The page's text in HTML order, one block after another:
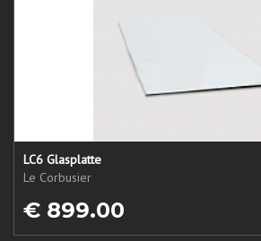
LC6 Glasplatte
Le Corbusier
€ 899.00